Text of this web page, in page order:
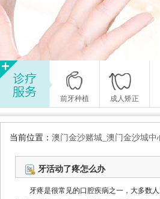
前牙种植 成人矫正
当前位置： 澳门金沙赌城_澳门金沙城
牙活动了疼怎么办
牙疼是很常见的口腔疾病之一，大多数